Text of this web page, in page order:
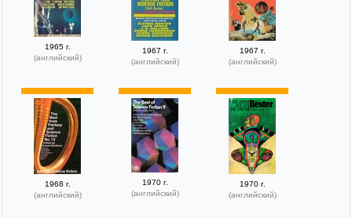
1965 г.
(английский)
1967 г.
(английский)
1967 г.
(английский)
1968 г.
(английский)
1970 г.
(английский)
1970 г.
(английский)